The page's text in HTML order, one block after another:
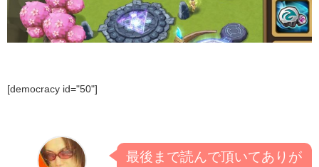
[democracy id="50"]
最後まで読んで頂いてありが